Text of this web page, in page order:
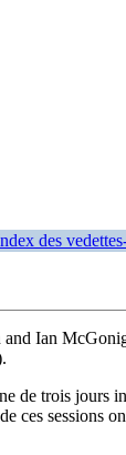
des
and Ian
de trois
ces